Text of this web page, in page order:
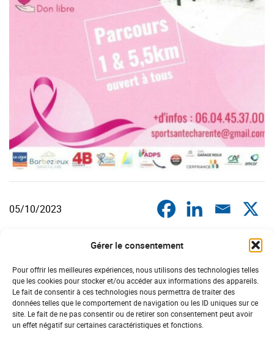
Gérer le consentement
Pour offrir les meilleures expériences, nous utilisons des technologies telles
que les cookies pour stocker et/ou accéder aux informations des appareils.
Le fait de consentir à ces technologies nous permettra de traiter des
données telles que le comportement de navigation ou les ID uniques sur ce
site. Le fait de ne pas consentir ou de retirer son consentement peut avoir
un effet négatif sur certaines caractéristiques et fonctions.
05/10/2023
POITOU-CHARENTES
#sport santé